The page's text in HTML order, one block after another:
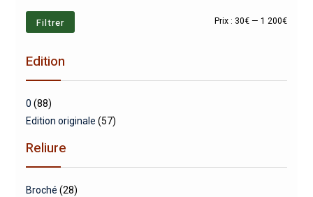
Prix
Prix
Filtrer Prix : 30€ —1 200€
Edition
0 (88)
Edition originale (57)
Reliure
Broché (28)